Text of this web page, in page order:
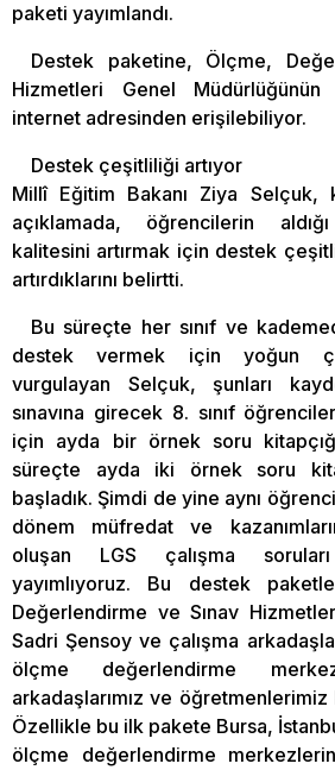
paketi yayımlandı.
Destek paketine, Ölçme,
Hizmetleri Genel Müdürlüğünün
internet adresinden erişilebiliyor.
Destek çeşitliliği artıyor
Millî Eğitim Bakanı Ziya Selçuk,
açıklamada, öğrencilerin
kalitesini artırmak için destek
artırdıklarını belirtti.
Bu süreçte her sınıf ve
destek vermek için yoğun
vurgulayan Selçuk, şunları
sınavına girecek 8. sınıf
için ayda bir örnek soru
süreçte ayda iki örnek soru
başladık. Şimdi de yine aynı
dönem müfredat ve
oluşan LGS çalışma
yayımlıyoruz. Bu destek
Değerlendirme ve Sınav
Sadri Şensoy ve çalışma
ölçme değerlendirme
arkadaşlarımız ve
Özellikle bu ilk pakete Bursa,
ölçme değerlendirme